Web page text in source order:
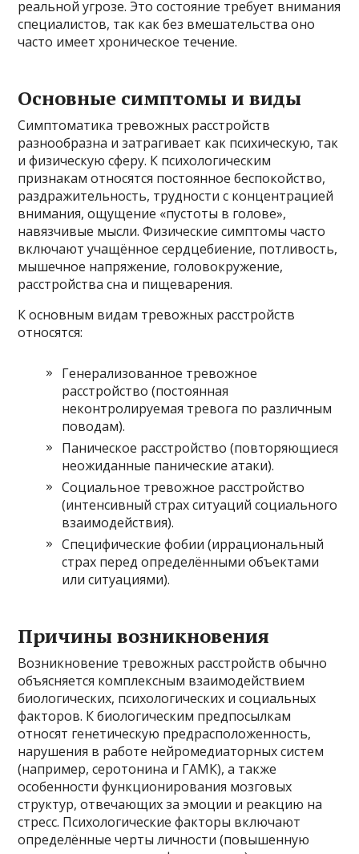
реальной угрозе. Это состояние требует внимания
специалистов, так как без вмешательства оно
часто имеет хроническое течение.
Основные симптомы и виды
Симптоматика тревожных расстройств
разнообразна и затрагивает как психическую, так
и физическую сферу. К психологическим
признакам относятся постоянное беспокойство,
раздражительность, трудности с концентрацией
внимания, ощущение «пустоты в голове»,
навязчивые мысли. Физические симптомы часто
включают учащённое сердцебиение, потливость,
мышечное напряжение, головокружение,
расстройства сна и пищеварения.
К основным видам тревожных расстройств
относятся:
Генерализованное тревожное
расстройство (постоянная
неконтролируемая тревога по различным
поводам).
Паническое расстройство (повторяющиеся
неожиданные панические атаки).
Социальное тревожное расстройство
(интенсивный страх ситуаций социального
взаимодействия).
Специфические фобии (иррациональный
страх перед определёнными объектами
или ситуациями).
Причины возникновения
Возникновение тревожных расстройств обычно
объясняется комплексным взаимодействием
биологических, психологических и социальных
факторов. К биологическим предпосылкам
относят генетическую предрасположенность,
нарушения в работе нейромедиаторных систем
(например, серотонина и ГАМК), а также
особенности функционирования мозговых
структур, отвечающих за эмоции и реакцию на
стресс. Психологические факторы включают
определённые черты личности (повышенную